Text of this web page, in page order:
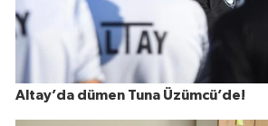
Altay’da dümen Tuna Üzümcü’de!